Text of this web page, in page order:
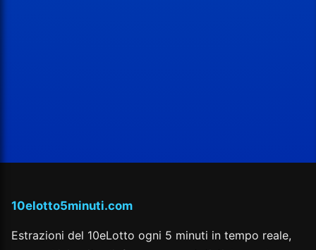
10elotto5minuti.com
Estrazioni del 10eLotto ogni 5 minuti in tempo reale,